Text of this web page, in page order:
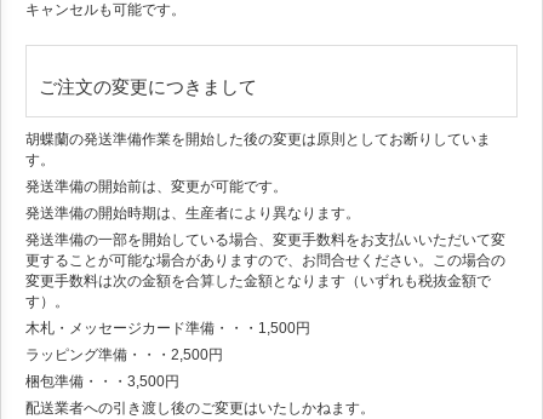
キャンセルも可能です。
ご注文の変更につきまして
胡蝶蘭の発送準備作業を開始した後の変更は原則としてお断りしていま
す。
発送準備の開始前は、変更が可能です。
発送準備の開始時期は、生産者により異なります。
発送準備の一部を開始している場合、変更手数料をお支払いいただいて変
更することが可能な場合がありますので、お問合せください。この場合の
変更手数料は次の金額を合算した金額となります（いずれも税抜金額で
す）。
木札・メッセージカード準備・・・1,500円
ラッピング準備・・・2,500円
梱包準備・・・3,500円
配送業者への引き渡し後のご変更はいたしかねます。